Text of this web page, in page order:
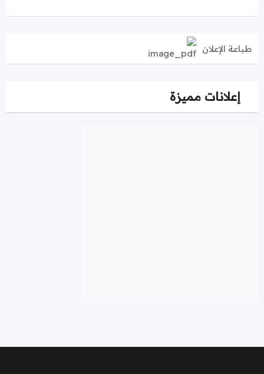
طباعة الإعلان
إعلانات مميزة